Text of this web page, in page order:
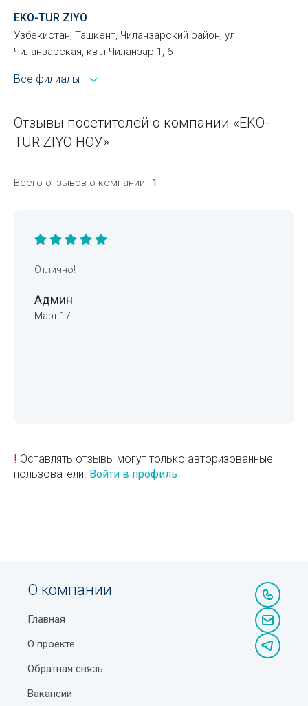
EKO-TUR ZIYO
Узбекистан, Ташкент, Чиланзарский район, ул.
Чиланзарская, кв-л Чиланзар-1, 6
Все филиалы
Отзывы посетителей о компании «EKO-
TUR ZIYO НОУ»
Всего отзывов о компании 1
Отлично!
Админ
Март 17
! Оставлять отзывы могут только авторизованные
пользователи. Войти в профиль
О компании
Главная
О проекте
Обратная связь
Вакансии